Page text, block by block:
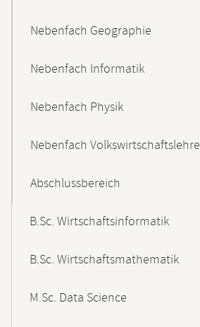
Nebenfach Geographie
Nebenfach Informatik
Nebenfach Physik
Nebenfach Volkswirtschaftslehre
Abschlussbereich
B.Sc. Wirtschaftsinformatik
B.Sc. Wirtschaftsmathematik
M.Sc. Data Science